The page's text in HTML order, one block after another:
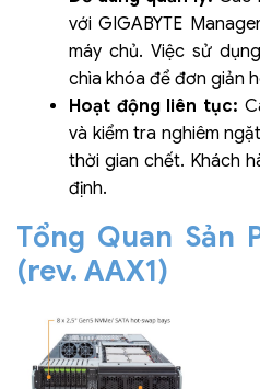
với GIGABYTE
máy chủ. Việc sử
chìa khóa để đơn giản
Hoạt động liên tục:
và kiểm tra nghiêm
thời gian chết. Khách
định.
Tổng Quan Sản
(rev. AAX1)